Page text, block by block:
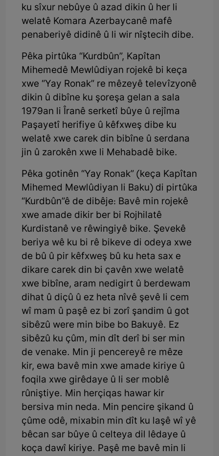
ku sîxur nebûye û azad dikin û her li
welatê Komara Azerbaycanê mafê
penaberiyê didinê û li wir nîştecih dibe.
Pêka pirtûka “Kurdbûn”, Kapîtan
Mihemedê Mewlûdiyan rojekê bi keça
xwe “Yay Ronak” re mêzeyê televîzyonê
dikin û dibîne ku şoreşa gelan a sala
1979an li Îranê serketî bûye û rejîma
Paşayetî herifiye û kêfxweş dibe ku
welatê xwe carek din bibîne û serdana
jin û zarokên xwe li Mehabadê bike.
Pêka gotinên “Yay Ronak” (keça Kapîtan
Mihemed Mewlûdiyan li Baku) di pirtûka
“Kurdbûn”ê de dibêje: Bavê min rojekê
xwe amade dikir ber bi Rojhilatê
Kurdistanê ve rêwingiyê bike. Şevekê
beriya wê ku bi rê bikeve di odeya xwe
de bû û pir kêfxweş bû ku heta sax e
dikare carek din bi çavên xwe welatê
xwe bibîne, aram nedigirt û berdewam
dihat û diçû û ez heta nîvê şevê li cem
wî mam û paşê ez bi zorî şandim û got
sibêzû were min bibe bo Bakuyê. Ez
sibêzû ku çûm, min dît derî bi ser min
de venake. Min ji pencereyê re mêze
kir, ewa bavê min xwe amade kiriye û
foqila xwe girêdaye û li ser moblê
rûniştiye. Min herçiqas hawar kir
bersiva min neda. Min pencire şikand û
çûme odê, mixabin min dît ku laşê wî yê
bêcan sar bûye û celteya dil lêdaye û
koça dawî kiriye. Paşê me bavê min li